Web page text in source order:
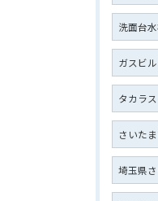
洗面台
ガスビ
タカラ
さいた
埼玉県